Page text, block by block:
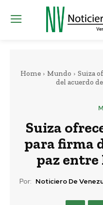
Home Mundo
Suiza
del acuerdo
Suiza
para firma
paz entre
Por: Noticiero De